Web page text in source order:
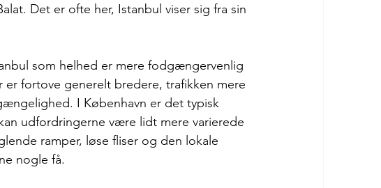
Det er ofte her, Istanbul viser sig fra sin
som helhed er mere fodgængervenlig
er fortove generelt bredere, trafikken mere
I København er det typisk
udfordringerne være lidt mere varierede
ramper, løse fliser og den lokale
nogle få.